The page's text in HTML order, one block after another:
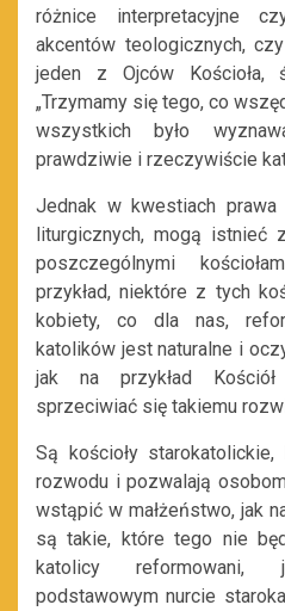
różnice interpretacyjne
akcentów teologicznych,
jeden z Ojców Kościoła,
„Trzymamy się tego, co
wszystkich było
prawdziwie i rzeczywiście
Jednak w kwestiach
liturgicznych, mogą istnieć
poszczególnymi
przykład, niektóre z tych
kobiety, co dla nas,
katolików jest naturalne i
jak na przykład
sprzeciwiać się takiemu
Są kościoły
rozwodu i pozwalają
wstąpić w małżeństwo, jak
są takie, które tego nie
katolicy
podstawowym nurcie